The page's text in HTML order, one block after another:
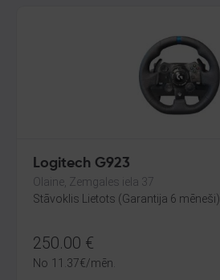
Logitech G923
Olaine, Zemgales iela 37
Stāvoklis Lietots (Garantija 6 mēneši)
250.00 €
No 11.37€/mēn.